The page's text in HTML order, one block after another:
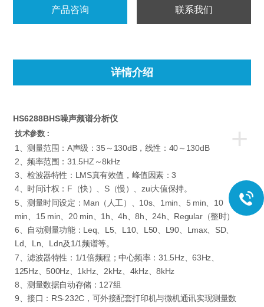
产品咨询 联系我们
详情介绍
HS6288BHS噪声频谱分析仪
+
技术参数：
1、测量范围：A声级：35～130dB，线性：40～130dB
2、频率范围：31.5HZ～8kHz
3、检波器特性：LMS真有效值，峰值因素：3
4、时间计权：F（快）、S（慢）、zui大值保持。
5、测量时间设定：Man（人工）、10s、1min、5 min、10
min、15 min、20 min、1h、4h、8h、24h、Regular（整时）
6、自动测量功能：Leq、L5、L10、L50、L90、Lmax、SD、
Ld、Ln、Ldn及1/1频谱等。
7、滤波器特性：1/1倍频程；中心频率：31.5Hz、63Hz、
125Hz、500Hz、1kHz、2kHz、4kHz、8kHz
8、测量数据自动存储：127组
9、接口：RS-232C，可外接配套打印机与微机通讯实现测量数